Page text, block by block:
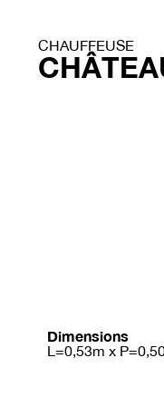
CHAUFFEUSE
Dimensions
L=0,53m x